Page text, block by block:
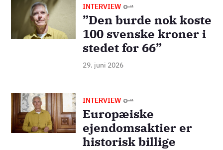
Billede INTERVIEW
”Den burde nok koste
100 svenske kroner i
stedet for 66”
29. juni 2026
Billede INTERVIEW
Europæiske
ejendomsaktier er
historisk billige